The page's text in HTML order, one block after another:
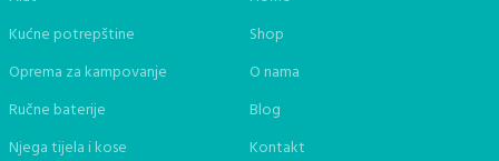
Kućne potrepštine
Oprema za kampovanje
Ručne baterije
Njega tijela i kose
Shop
O nama
Blog
Kontakt